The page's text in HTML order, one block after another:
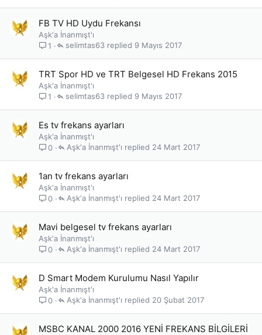
FB TV HD Uydu Frekansı
Aşk'a İnanmışt'ı
1
9 Mayıs 2017
selimtas63
TRT Spor HD ve TRT Belgesel HD Frekans 2015
Aşk'a İnanmışt'ı
1
9 Mayıs 2017
selimtas63
Es tv frekans ayarları
Aşk'a İnanmışt'ı
0
24 Mart 2017
Aşk'a İnanmışt'ı
1an tv frekans ayarları
Aşk'a İnanmışt'ı
0
24 Mart 2017
Aşk'a İnanmışt'ı
Mavi belgesel tv frekans ayarları
Aşk'a İnanmışt'ı
0
24 Mart 2017
Aşk'a İnanmışt'ı
D Smart Modem Kurulumu Nasıl Yapılır
Aşk'a İnanmışt'ı
0
20 Şubat 2017
Aşk'a İnanmışt'ı
MSBC KANAL 2000 2016 YENİ FREKANS BİLGİLERİ